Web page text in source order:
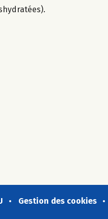
Gestion des cookies